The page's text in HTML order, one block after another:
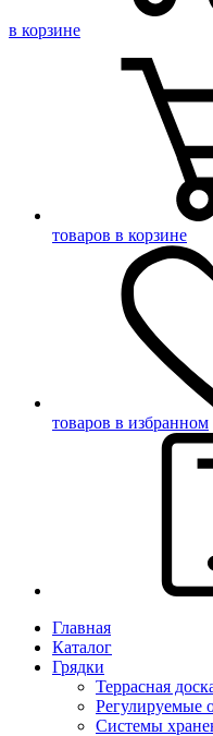
в корзине
товаров в корзине
товаров в избранном
Главная
Каталог
Грядки
Террасная
Регулируемые
Системы